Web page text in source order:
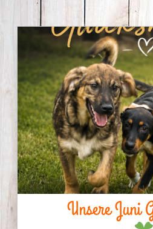
Unsere Juni